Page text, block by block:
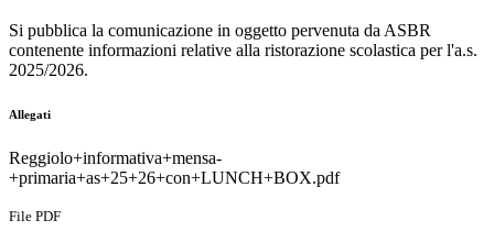
Si pubblica la comunicazione in oggetto pervenuta da ASBR
contenente informazioni relative alla ristorazione scolastica per l'a.s.
2025/2026.
Allegati
Reggiolo+informativa+mensa-
+primaria+as+25+26+con+LUNCH+BOX.pdf
File PDF